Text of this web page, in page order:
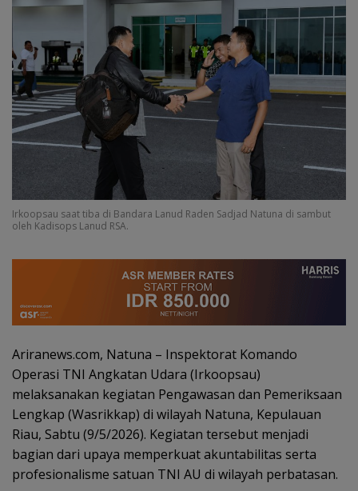
Irkoopsau saat tiba di Bandara Lanud Raden Sadjad Natuna di sambut
oleh Kadisops Lanud RSA.
Ariranews.com, Natuna – Inspektorat Komando
Operasi TNI Angkatan Udara (Irkoopsau)
melaksanakan kegiatan Pengawasan dan Pemeriksaan
Lengkap (Wasrikkap) di wilayah Natuna, Kepulauan
Riau, Sabtu (9/5/2026). Kegiatan tersebut menjadi
bagian dari upaya memperkuat akuntabilitas serta
profesionalisme satuan TNI AU di wilayah perbatasan.